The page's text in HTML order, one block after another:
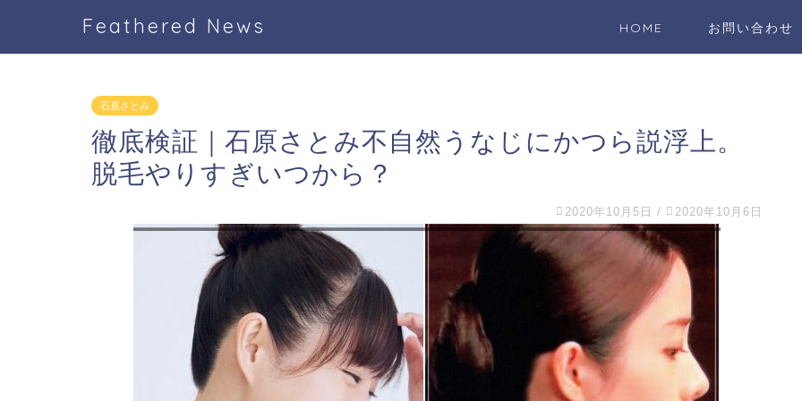
Feathered News HOME お問い合わせ
石原さとみ
徹底検証｜石原さとみ不自然うなじにかつら説浮上。
脱毛やりすぎいつから？
2020年10月5日 / 2020年10月6日